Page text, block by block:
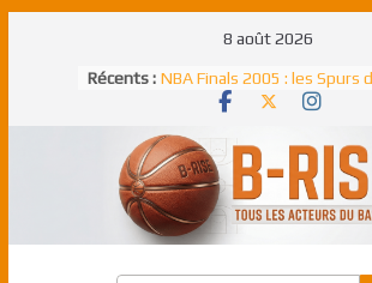
8 août 2026
Récents : NBA Finals 2005 : les Spurs
un troisième titre NBA, la
NBA Finals 2021 : les Bucks
Antetokounmpo
Freek élu MVP
Shai Gilgeous-Alexander :
match à plus de 40 points